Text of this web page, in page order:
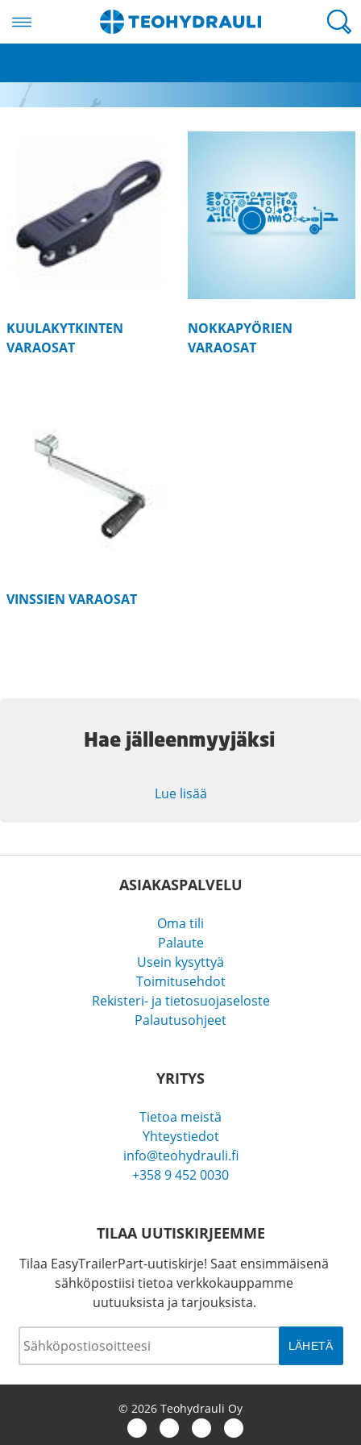
Valikko
KUULAKYTKINTEN
VARAOSAT
NOKKAPYÖRIEN
VARAOSAT
VINSSIEN VARAOSAT
Hae jälleenmyyjäksi
Lue lisää
ASIAKASPALVELU
Oma tili
Palaute
Usein kysyttyä
Toimitusehdot
Rekisteri- ja tietosuojaseloste
Palautusohjeet
YRITYS
Tietoa meistä
Yhteystiedot
info@teohydrauli.fi
+358 9 452 0030
TILAA UUTISKIRJEEMME
Tilaa EasyTrailerPart-uutiskirje! Saat ensimmäisenä
sähköpostiisi tietoa verkkokauppamme
uutuuksista ja tarjouksista.
© 2026 Teohydrauli Oy